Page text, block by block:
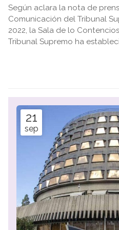
Según aclara la nota de
Comunicación del Tribunal
2022, la Sala de lo
Tribunal Supremo ha
interrupción del acceso a
solo puede adoptarse por
analiza por ...
21
sep